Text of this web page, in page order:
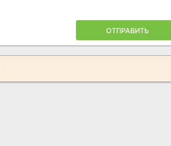
ОТПРАВИТЬ